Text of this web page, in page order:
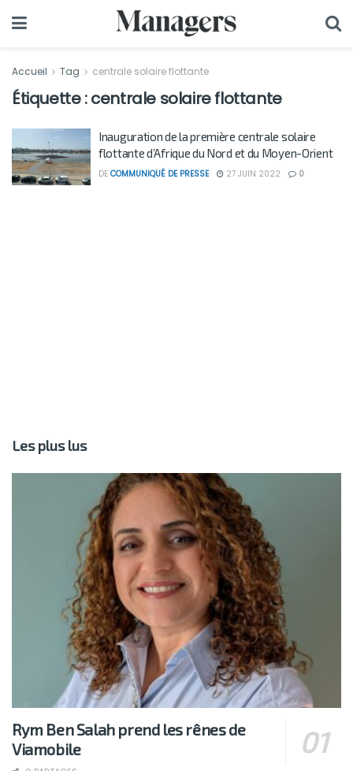
Accueil Tag centrale solaire flottante
Étiquette :centrale solaire flottante
Inauguration de la première centrale solaire
flottante d’Afrique du Nord et du Moyen-Orient
DE COMMUNIQUÉ DE PRESSE 27 JUIN 2022 0
Les plus lus
Rym Ben Salah prend les rênes de
Viamobile